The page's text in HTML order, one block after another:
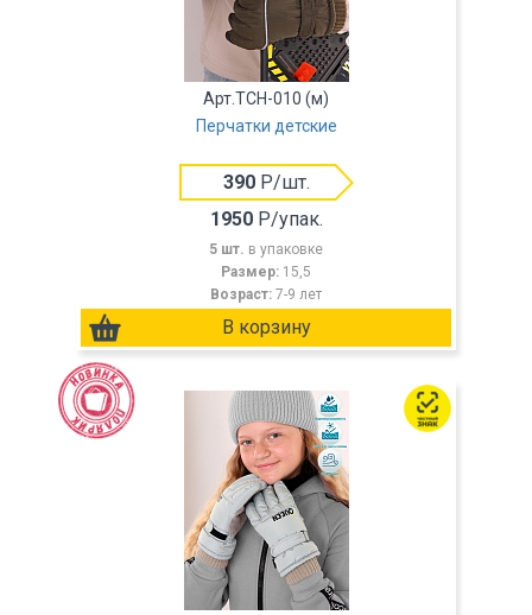
Арт.TCH-010 (м)
Перчатки детские
390Р/шт.
1950Р/упак.
5 шт. в упаковке
Размер: 15,5
Возраст: 7-9 лет